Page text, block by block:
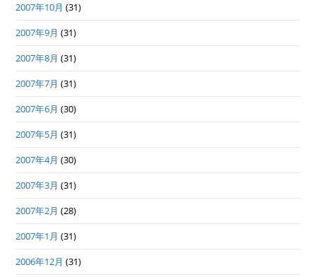
2007年10月 (31)
2007年9月 (31)
2007年8月 (31)
2007年7月 (31)
2007年6月 (30)
2007年5月 (31)
2007年4月 (30)
2007年3月 (31)
2007年2月 (28)
2007年1月 (31)
2006年12月 (31)